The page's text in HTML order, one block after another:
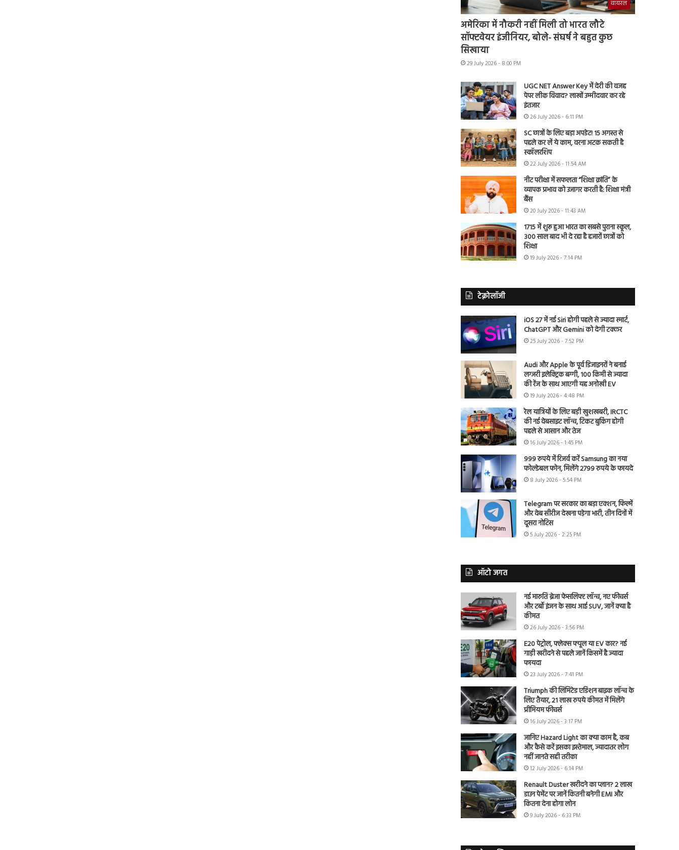
वायरल
अमेरिका में नौकरी नहीं मिली तो भारत लौटे
सॉफ्टवेयर इंजीनियर, बोले- संघर्ष ने बहुत कुछ
सिखाया
29 July 2026 - 8:00 PM
UGC NET Answer Key में देरी की वजह
पेपर लीक विवाद? लाखों उम्मीदवार कर रहे
इंतजार
26 July 2026 - 6:11 PM
SC छात्रों के लिए बड़ा अपडेट! 15 अगस्त से
पहले कर लें ये काम, वरना अटक सकती है
स्कॉलरशिप
22 July 2026 - 11:54 AM
नीट परीक्षा में सफलता “शिक्षा क्रांति” के
व्यापक प्रभाव को उजागर करती है: शिक्षा मंत्री
बैंस
20 July 2026 - 11:43 AM
1715 में शुरू हुआ भारत का सबसे पुराना स्कूल,
300 साल बाद भी दे रहा है हजारों छात्रों को
शिक्षा
19 July 2026 - 7:14 PM
टेक्नोलॉजी
iOS 27 में नई Siri होगी पहले से ज्यादा स्मार्ट,
ChatGPT और Gemini को देगी टक्कर
25 July 2026 - 7:52 PM
Audi और Apple के पूर्व डिजाइनरों ने बनाई
लग्जरी इलेक्ट्रिक बग्गी, 100 किमी से ज्यादा
की रेंज के साथ आएगी यह अनोखी EV
19 July 2026 - 4:48 PM
रेल यात्रियों के लिए बड़ी खुशखबरी, IRCTC
की नई वेबसाइट लॉन्च, टिकट बुकिंग होगी
पहले से आसान और तेज
16 July 2026 - 1:45 PM
999 रुपये में रिजर्व करें Samsung का नया
फोल्डेबल फोन, मिलेंगे 2799 रुपये के फायदे
8 July 2026 - 5:54 PM
Telegram पर सरकार का बड़ा एक्शन, फिल्में
और वेब सीरीज देखना पड़ेगा भारी, तीन दिनों में
दूसरा नोटिस
5 July 2026 - 2:25 PM
ऑटो जगत
नई मारुति ब्रेजा फेसलिफ्ट लॉन्च, नए फीचर्स
और टर्बो इंजन के साथ आई SUV, जानें क्या है
कीमत
26 July 2026 - 3:56 PM
E20 पेट्रोल, फ्लेक्स फ्यूल या EV कार? नई
गाड़ी खरीदने से पहले जानें किसमें है ज्यादा
फायदा
23 July 2026 - 7:41 PM
Triumph की लिमिटेड एडिशन बाइक लॉन्च के
लिए तैयार, 21 लाख रुपये कीमत में मिलेंगे
प्रीमियम फीचर्स
16 July 2026 - 3:17 PM
जानिए Hazard Light का क्या काम है, कब
और कैसे करें इसका इस्तेमाल, ज्यादातर लोग
नहीं जानते सही तरीका
12 July 2026 - 6:14 PM
Renault Duster खरीदने का प्लान? 2 लाख
डाउन पेमेंट पर जानें कितनी बनेगी EMI और
कितना देना होगा लोन
9 July 2026 - 6:33 PM